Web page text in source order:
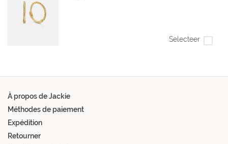
Selecteer
À propos de Jackie
Méthodes de paiement
Expédition
Retourner